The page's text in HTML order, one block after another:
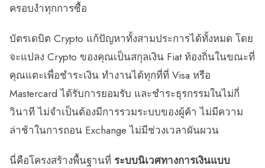
ครอบงำทุกการซื้อ
บัตรเดบิต Crypto แก้ปัญหาทั้งสามประการได้ทั้งหมด โดย
จะแปลง Crypto ของคุณเป็นสกุลเงิน Fiat ท้องถิ่นในขณะที่
คุณแตะเพื่อชำระเงิน ทำงานได้ทุกที่ที่ Visa หรือ
Mastercard ได้รับการยอมรับ และชำระธุรกรรมในไม่กี่
วินาที ไม่จำเป็นต้องมีการรวมระบบของผู้ค้า ไม่มีความ
ล่าช้าในการถอน Exchange ไม่มีช่วงเวลาผันผวน
นี่คือโครงสร้างพื้นฐานที่ ระบบนิเวศทางการเงินแบบ